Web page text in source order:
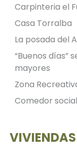
Carpinteria el
Casa Torralba
La posada del
“Buenos días”
mayores
Zona
Comedor social
VIVIENDAS